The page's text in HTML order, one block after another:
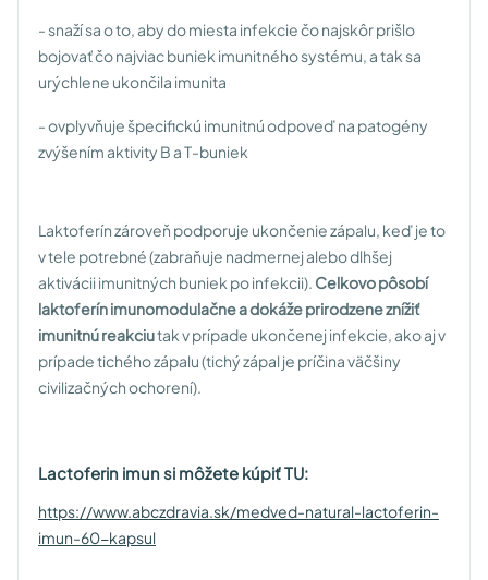
- snaží sa o to, aby do miesta infekcie čo najskôr prišlo
bojovať čo najviac buniek imunitného systému, a tak sa
urýchlene ukončila imunita
- ovplyvňuje špecifickú imunitnú odpoveď na patogény
zvýšením aktivity B a T-buniek
Laktoferín zároveň podporuje ukončenie zápalu, keď je to
v tele potrebné (zabraňuje nadmernej alebo dlhšej
aktivácii imunitných buniek po infekcii). Celkovo pôsobí
laktoferín imunomodulačneadokáže prirodzene znížiť
imunitnú reakciutak v prípade ukončenej infekcie, ako aj v
prípade tichého zápalu (tichý zápal je príčina väčšiny
civilizačných ochorení).
Lactoferin imun si môžete kúpiť TU:
https://www.abczdravia.sk/medved-natural-lactoferin-
imun-60-kapsul